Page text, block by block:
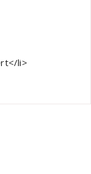
li>